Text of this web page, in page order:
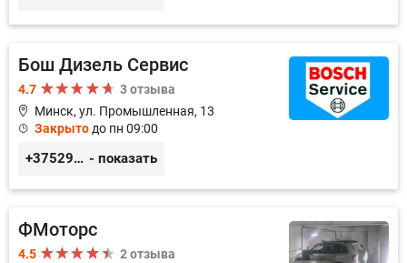
Бош Дизель Сервис
4.7
3 отзыва
Минск, ул. Промышленная, 13
Закрыто до пн 09:00
+375296309894 - показать
ФМоторс
4.5
2 отзыва